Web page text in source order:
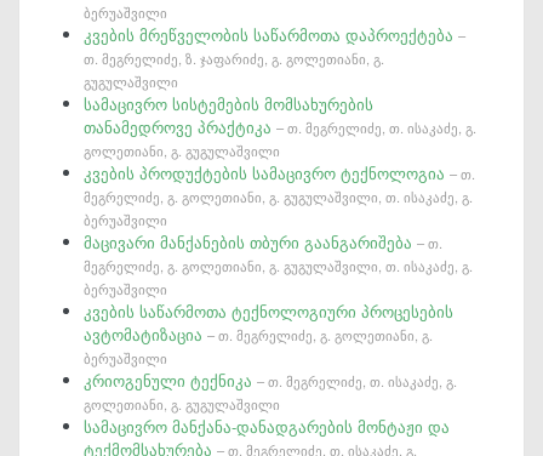
ბერუაშვილი
კვების მრეწველობის საწარმოთა დაპროექტება–
თ. მეგრელიძე, ზ. ჯაფარიძე, გ. გოლეთიანი, გ.
გუგულაშვილი
სამაცივრო სისტემების მომსახურების
თანამედროვე პრაქტიკა– თ. მეგრელიძე, თ. ისაკაძე, გ.
გოლეთიანი, გ. გუგულაშვილი
კვების პროდუქტების სამაცივრო ტექნოლოგია– თ.
მეგრელიძე, გ. გოლეთიანი, გ. გუგულაშვილი, თ. ისაკაძე, გ.
ბერუაშვილი
მაცივარი მანქანების თბური გაანგარიშება– თ.
მეგრელიძე, გ. გოლეთიანი, გ. გუგულაშვილი, თ. ისაკაძე, გ.
ბერუაშვილი
კვების საწარმოთა ტექნოლოგიური პროცესების
ავტომატიზაცია– თ. მეგრელიძე, გ. გოლეთიანი, გ.
ბერუაშვილი
კრიოგენული ტექნიკა– თ. მეგრელიძე, თ. ისაკაძე, გ.
გოლეთიანი, გ. გუგულაშვილი
სამაცივრო მანქანა-დანადგარების მონტაჟი და
ტექმომსახურება– თ. მეგრელიძე, თ. ისაკაძე, გ.